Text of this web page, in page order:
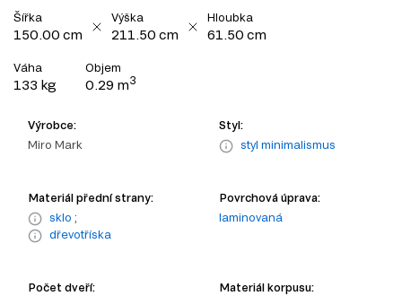
Šířka
150.00 cm
Výška
211.50 cm
Hloubka
61.50 cm
Váha
133 kg
Objem
0.29 m3
Výrobce:
Miro Mark
Styl:
styl minimalismus
Materiál přední strany:
sklo ;
dřevotříska
Povrchová úprava:
laminovaná
Počet dveří:
Materiál korpusu: